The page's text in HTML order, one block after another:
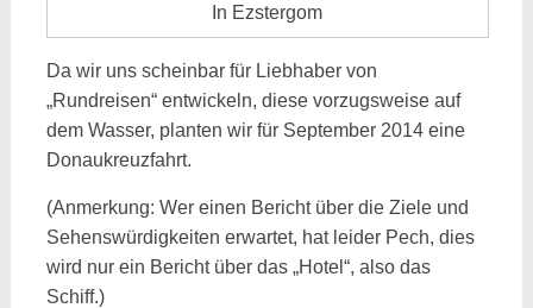
In Ezstergom
Da wir uns scheinbar für Liebhaber von
„Rundreisen“ entwickeln, diese vorzugsweise auf
dem Wasser, planten wir für September 2014 eine
Donaukreuzfahrt.
(Anmerkung: Wer einen Bericht über die Ziele und
Sehenswürdigkeiten erwartet, hat leider Pech, dies
wird nur ein Bericht über das „Hotel“, also das
Schiff.)